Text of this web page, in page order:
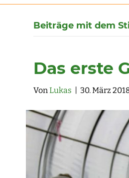
Beiträge mit dem
Das erste
VonLukas | 30. März